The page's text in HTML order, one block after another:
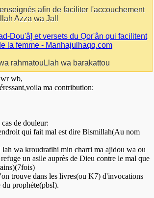
afin de faciliter l'accouchement
Azza wa Jall
Dou'â] et versets du Qor'ân qui facilitent
la femme - Manhajulhaqq.com
rahmatouLlah wa barakattou
wb,
ma contribution:
de douleur:
qui fait mal est dire Bismillah(Au nom
wa kroudratihi min charri ma ajidou wa ou
un asile auprès de Dieu contre le mal que
trouve dans les livres(ou K7) d'invocations
du prophète(pbsl).